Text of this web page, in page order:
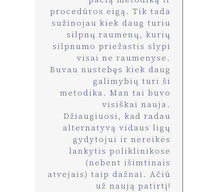
procedūros eigą. Tik tada
sužinojau kiek daug turiu
silpnų raumenų, kurių
silpnumo priežastis slypi
visai ne raumenyse.
Buvau nustebęs kiek daug
galimybių turi ši
metodika. Man tai buvo
visiškai nauja.
Džiaugiuosi, kad radau
alternatyvą vidaus ligų
gydytojui ir nereikės
lankytis poliklinikose
(nebent išimtinais
atvejais) taip dažnai. Ačiū
už naują patirtį!